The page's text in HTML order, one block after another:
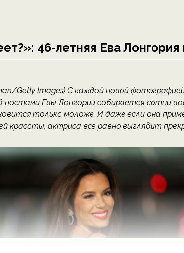
46-летняя Ева Лонгория
Getty Images) С каждой новой
постами Евы Лонгории собирается сотни
только моложе. И даже если она
красоты, актриса все равно выглядит